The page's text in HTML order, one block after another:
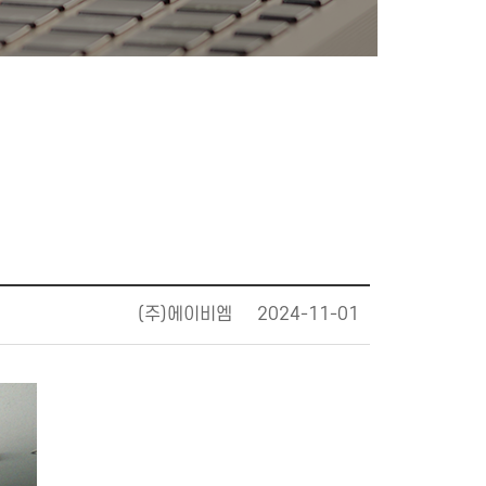
(주)에이비엠 2024-11-01